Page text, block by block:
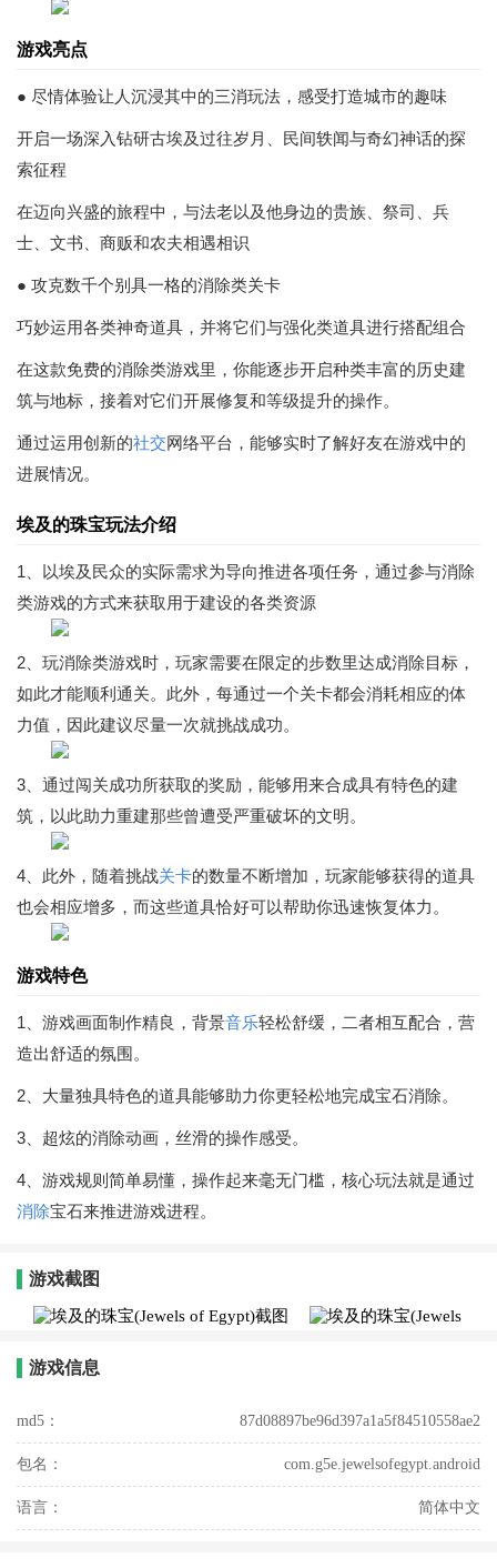
游戏亮点
● 尽情体验让人沉浸其中的三消玩法，感受打造城市的趣味
开启一场深入钻研古埃及过往岁月、民间轶闻与奇幻神话的探
索征程
在迈向兴盛的旅程中，与法老以及他身边的贵族、祭司、兵
士、文书、商贩和农夫相遇相识
● 攻克数千个别具一格的消除类关卡
巧妙运用各类神奇道具，并将它们与强化类道具进行搭配组合
在这款免费的消除类游戏里，你能逐步开启种类丰富的历史建
筑与地标，接着对它们开展修复和等级提升的操作。
通过运用创新的社交网络平台，能够实时了解好友在游戏中的
进展情况。
埃及的珠宝玩法介绍
1、以埃及民众的实际需求为导向推进各项任务，通过参与消除
类游戏的方式来获取用于建设的各类资源
2、玩消除类游戏时，玩家需要在限定的步数里达成消除目标，
如此才能顺利通关。此外，每通过一个关卡都会消耗相应的体
力值，因此建议尽量一次就挑战成功。
3、通过闯关成功所获取的奖励，能够用来合成具有特色的建
筑，以此助力重建那些曾遭受严重破坏的文明。
4、此外，随着挑战关卡的数量不断增加，玩家能够获得的道具
也会相应增多，而这些道具恰好可以帮助你迅速恢复体力。
游戏特色
1、游戏画面制作精良，背景音乐轻松舒缓，二者相互配合，营
造出舒适的氛围。
2、大量独具特色的道具能够助力你更轻松地完成宝石消除。
3、超炫的消除动画，丝滑的操作感受。
4、游戏规则简单易懂，操作起来毫无门槛，核心玩法就是通过
消除宝石来推进游戏进程。
游戏截图
游戏信息
md5： 87d08897be96d397a1a5f84510558ae2
包名： com.g5e.jewelsofegypt.android
语言： 简体中文